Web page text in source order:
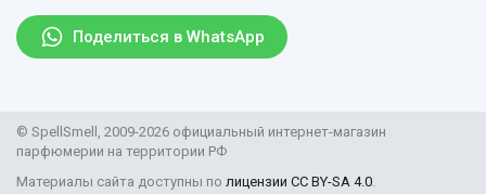
Поделиться в WhatsApp
Рассылка
Защита персональных данных
Правила продажи товаров (Постановление Правительства
Поставщикам
© SpellSmell, 2009-2026 официальный интернет-магазин
парфюмерии на территории РФ
Материалы сайта доступны по лицензии CC BY-SA 4.0.